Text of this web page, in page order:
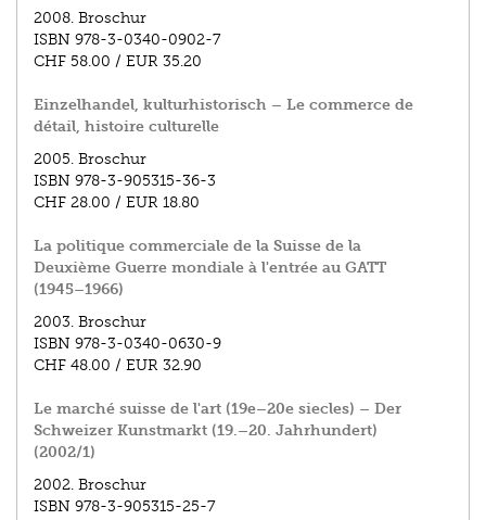
2008. Broschur
ISBN 978-3-0340-0902-7
CHF 58.00 / EUR 35.20
Einzelhandel, kulturhistorisch – Le commerce de
détail, histoire culturelle
2005. Broschur
ISBN 978-3-905315-36-3
CHF 28.00 / EUR 18.80
La politique commerciale de la Suisse de la
Deuxième Guerre mondiale à l'entrée au GATT
(1945–1966)
2003. Broschur
ISBN 978-3-0340-0630-9
CHF 48.00 / EUR 32.90
Le marché suisse de l'art (19e–20e siecles) – Der
Schweizer Kunstmarkt (19.–20. Jahrhundert)
(2002/1)
2002. Broschur
ISBN 978-3-905315-25-7